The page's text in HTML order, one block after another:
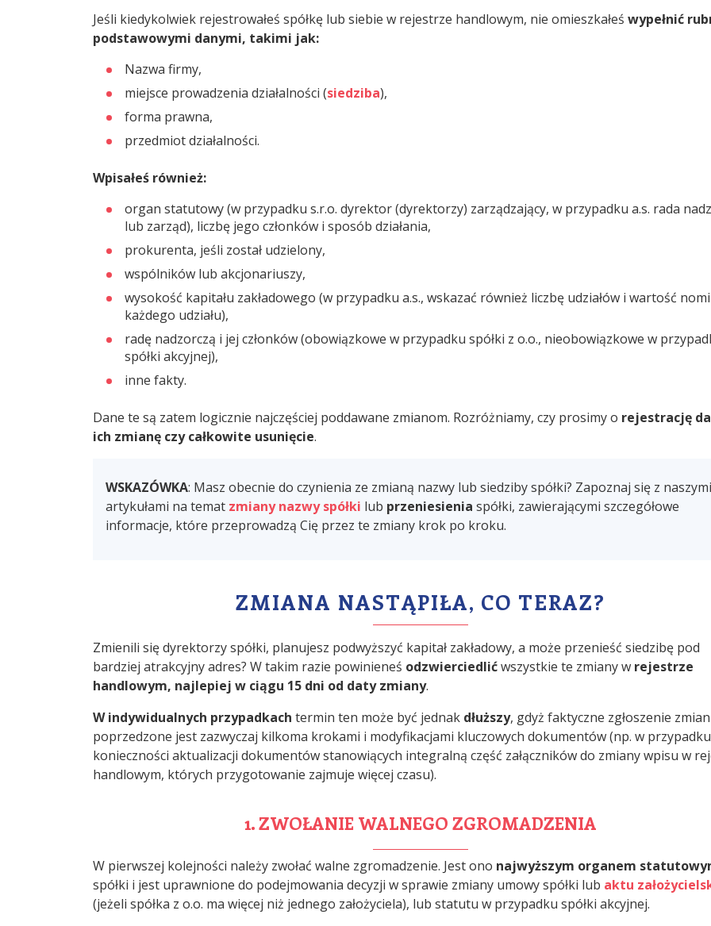
Jeśli kiedykolwiek rejestrowałeś spółkę lub siebie w rejestrze handlowym, nie omieszkałeś wypełnić
podstawowymi danymi, takimi jak:
Nazwa firmy,
miejsce prowadzenia działalności (siedziba),
forma prawna,
przedmiot działalności.
Wpisałeś również:
organ statutowy (w przypadku s.r.o. dyrektor (dyrektorzy) zarządzający, w przypadku a.s. rada
lub zarząd), liczbę jego członków i sposób działania,
prokurenta, jeśli został udzielony,
wspólników lub akcjonariuszy,
wysokość kapitału zakładowego (w przypadku a.s., wskazać również liczbę udziałów i wartość
każdego udziału),
radę nadzorczą i jej członków (obowiązkowe w przypadku spółki z o.o., nieobowiązkowe w
spółki akcyjnej),
inne fakty.
Dane te są zatem logicznie najczęściej poddawane zmianom. Rozróżniamy, czy prosimy o rejestrację
ich zmianę czy całkowite usunięcie.
WSKAZÓWKA: Masz obecnie do czynienia ze zmianą nazwy lub siedziby spółki? Zapoznaj się z naszymi
artykułami na temat zmiany nazwy spółki lub przeniesienia spółki, zawierającymi szczegółowe
informacje, które przeprowadzą Cię przez te zmiany krok po kroku.
ZMIANA NASTĄPIŁA, CO TERAZ?
Zmienili się dyrektorzy spółki, planujesz podwyższyć kapitał zakładowy, a może przenieść siedzibę pod
bardziej atrakcyjny adres? W takim razie powinieneś odzwierciedlićwszystkie te zmiany w rejestrze
handlowym, najlepiej w ciągu 15 dni od daty zmiany.
W indywidualnych przypadkach termin ten może być jednak dłuższy, gdyż faktyczne zgłoszenie zmian
poprzedzone jest zazwyczaj kilkoma krokami i modyfikacjami kluczowych dokumentów (np. w przypadku
konieczności aktualizacji dokumentów stanowiących integralną część załączników do zmiany wpisu w
handlowym, których przygotowanie zajmuje więcej czasu).
1. ZWOŁANIE WALNEGO ZGROMADZENIA
W pierwszej kolejności należy zwołać walne zgromadzenie. Jest ono najwyższym organem
spółki i jest uprawnione do podejmowania decyzji w sprawie zmiany umowy spółki lub aktu
(jeżeli spółka z o.o. ma więcej niż jednego założyciela), lub statutu w przypadku spółki akcyjnej.